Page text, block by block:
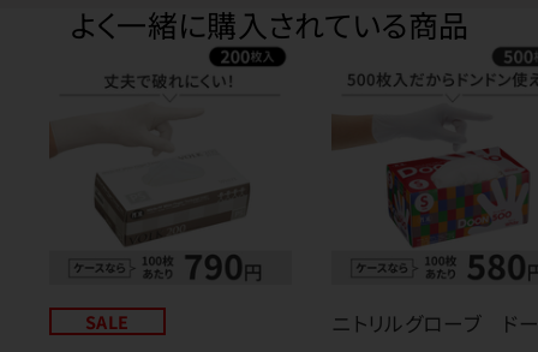
よく一緒に購入されている商品
SALE
ニトリルグローブ ド